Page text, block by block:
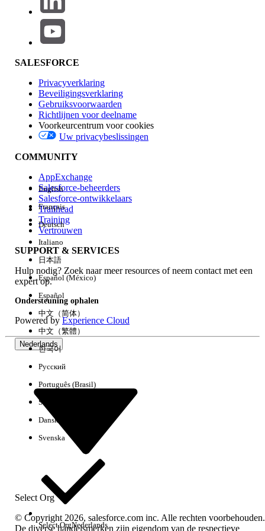
Overwegingen voor Tabbladen en veldlabels
ondersteunt, ziet u
Neem voor eventuele verdere vragen contact op met de
klantenondersteuning van Salesforce.
Knowledge-artikelnummer
Bijlagen
262-Summer26-TranslatedTerminologyUpdates-NL.xlsx
262-Summer26-TranslatedTerminologyUpdates-NL.xlsx
SALESFORCE
Privacyverklaring
Beveiligingsverklaring
Gebruiksvoorwaarden
Richtlijnen voor deelname
Voorkeurcentrum voor cookies
Uw privacybeslissingen
COMMUNITY
AppExchange
Salesforce-beheerders
Salesforce-ontwikkelaars
Trailhead
Training
Vertrouwen
SUPPORT & SERVICES
Hulp nodig? Zoek naar meer resources of neem contact met een
expert op.
Ondersteuning ophalen
Powered byExperience Cloud
Nederlands
Select Org
English
Français
Deutsch
Italiano
日本語
Español (México)
Español
中文（简体）
中文（繁體）
한국어
Русский
Português (Brasil)
Suomi
Dansk
Svenska
Select OrgNederlands
© Copyright 2026, salesforce.com inc. Alle rechten voorbehouden.
De diverse handelsmerken zijn eigendom van de respectieve